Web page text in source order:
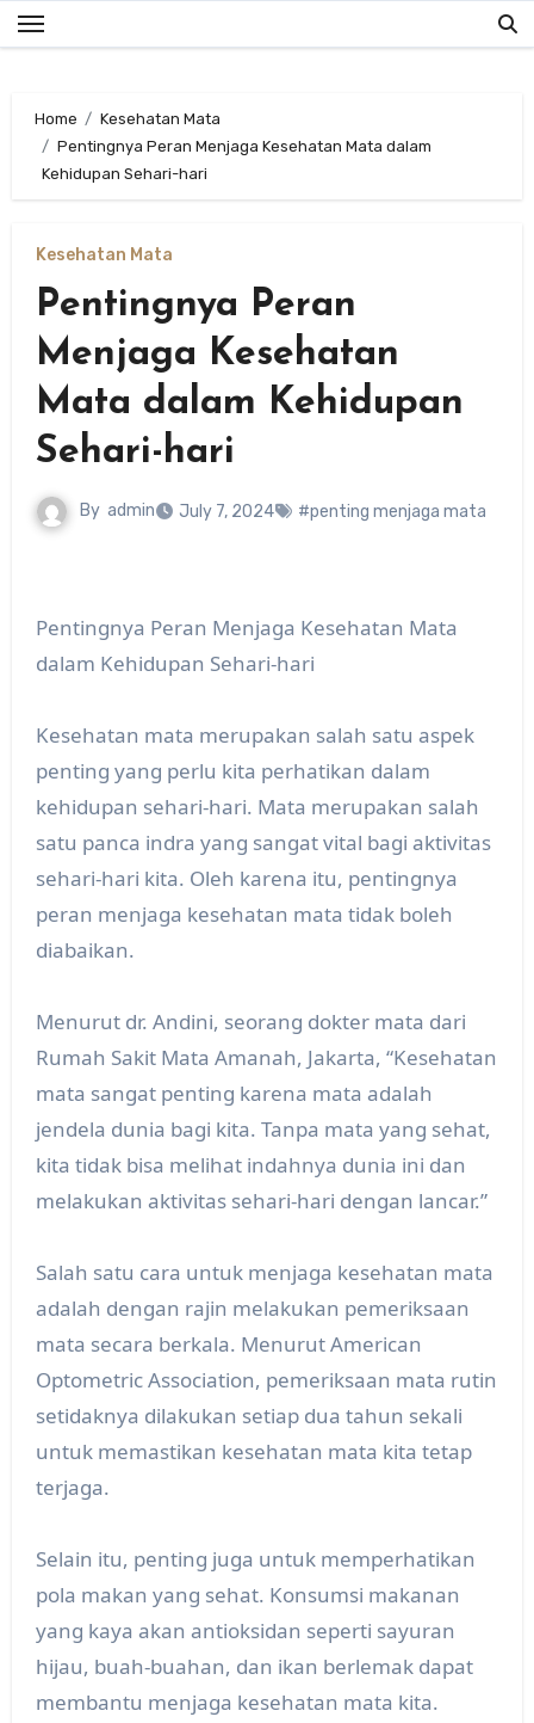
Skip
to
Home
Kesehatan Mata
Pentingnya Peran Menjaga Kesehatan Mata dalam
Kehidupan Sehari-hari
Kesehatan Mata
Pentingnya Peran
Menjaga Kesehatan
Mata dalam Kehidupan
Sehari-hari
By admin July 7, 2024 #penting menjaga mata
Pentingnya Peran Menjaga Kesehatan Mata
dalam Kehidupan Sehari-hari
Kesehatan mata merupakan salah satu aspek
penting yang perlu kita perhatikan dalam
kehidupan sehari-hari. Mata merupakan salah
satu panca indra yang sangat vital bagi aktivitas
sehari-hari kita. Oleh karena itu, pentingnya
peran menjaga kesehatan mata tidak boleh
diabaikan.
Menurut dr. Andini, seorang dokter mata dari
Rumah Sakit Mata Amanah, Jakarta, “Kesehatan
mata sangat penting karena mata adalah
jendela dunia bagi kita. Tanpa mata yang sehat,
kita tidak bisa melihat indahnya dunia ini dan
melakukan aktivitas sehari-hari dengan lancar.”
Salah satu cara untuk menjaga kesehatan mata
adalah dengan rajin melakukan pemeriksaan
mata secara berkala. Menurut American
Optometric Association, pemeriksaan mata rutin
setidaknya dilakukan setiap dua tahun sekali
untuk memastikan kesehatan mata kita tetap
terjaga.
Selain itu, penting juga untuk memperhatikan
pola makan yang sehat. Konsumsi makanan
yang kaya akan antioksidan seperti sayuran
hijau, buah-buahan, dan ikan berlemak dapat
membantu menjaga kesehatan mata kita.